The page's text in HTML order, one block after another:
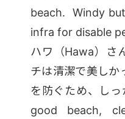
beach. Windy
infra for disable
ハワ（Hawa）さ
チは清潔で美しか
を防ぐため、し
good beach,